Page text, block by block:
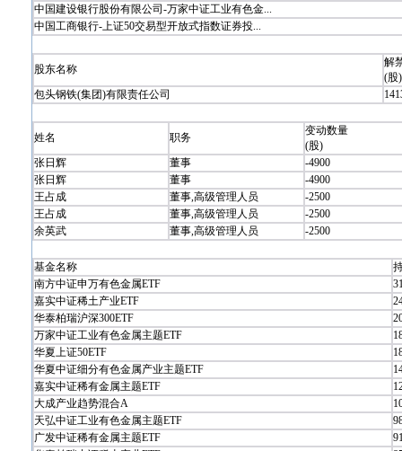
中国建设银行股份有限公司-万家中证工业有色金...
中国工商银行-上证50交易型开放式指数证券投...
股东名称
解
(股)
包头钢铁(集团)有限责任公司
姓名 职务
变动数量
(股)
张日辉
董事
-4900
张日辉
董事
-4900
王占成
董事,高级管理人员
-2500
王占成
董事,高级管理人员
-2500
余英武
董事,高级管理人员 -2500
基金名称
南方中证申万有色金属ETF
嘉实中证稀土产业ETF
华泰柏瑞沪深300ETF
万家中证工业有色金属主题ETF
华夏上证50ETF
华夏中证细分有色金属产业主题ETF
嘉实中证稀有金属主题ETF
大成产业趋势混合A
天弘中证工业有色金属主题ETF
广发中证稀有金属主题ETF